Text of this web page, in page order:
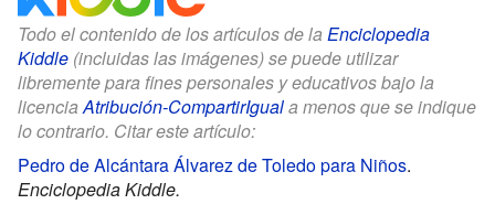
Todo el contenido de los artículos de la Enciclopedia
Kiddle (incluidas las imágenes) se puede utilizar
libremente para fines personales y educativos bajo la
licencia Atribución-CompartirIguala menos que se indique
lo contrario. Citar este artículo:
Pedro de Alcántara Álvarez de Toledo para Niños.
Enciclopedia Kiddle.